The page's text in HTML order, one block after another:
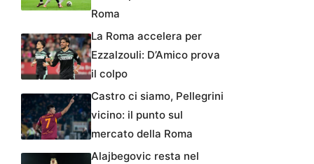
Roma
La Roma accelera per
Ezzalzouli: D’Amico prova
il colpo
Castro ci siamo, Pellegrini
vicino: il punto sul
mercato della Roma
Alajbegovic resta nel